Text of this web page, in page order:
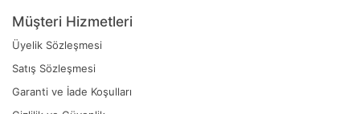
Müşteri Hizmetleri
Üyelik Sözleşmesi
Satış Sözleşmesi
Garanti ve İade Koşulları